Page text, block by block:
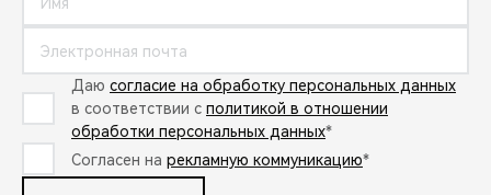
Даю согласие на обработку персональных данных
в соответствии с политикой в отношении
обработки персональных данных*
Согласен на рекламную коммуникацию*